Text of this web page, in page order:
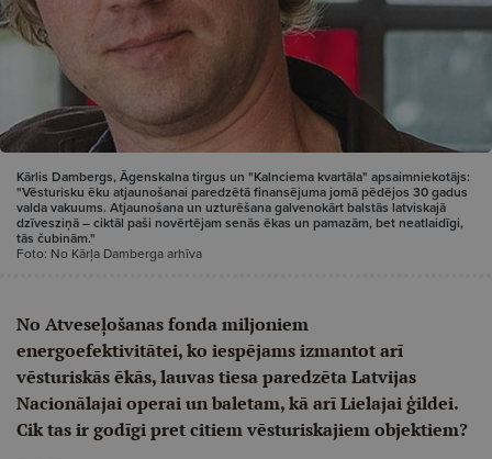
Kārlis Dambergs, Āgenskalna tirgus un "Kalnciema kvartāla" apsaimniekotājs:
"Vēsturisku ēku atjaunošanai paredzētā finansējuma jomā pēdējos 30 gadus
valda vakuums. Atjaunošana un uzturēšana galvenokārt balstās latviskajā
dzīvesziņā – ciktāl paši novērtējam senās ēkas un pamazām, bet neatlaidīgi,
tās čubinām."
Foto: No Kārļa Damberga arhīva
No Atveseļošanas fonda miljoniem
energoefektivitātei, ko iespējams izmantot arī
vēsturiskās ēkās, lauvas tiesa paredzēta Latvijas
Nacionālajai operai un baletam, kā arī Lielajai ģildei.
Cik tas ir godīgi pret citiem vēsturiskajiem objektiem?